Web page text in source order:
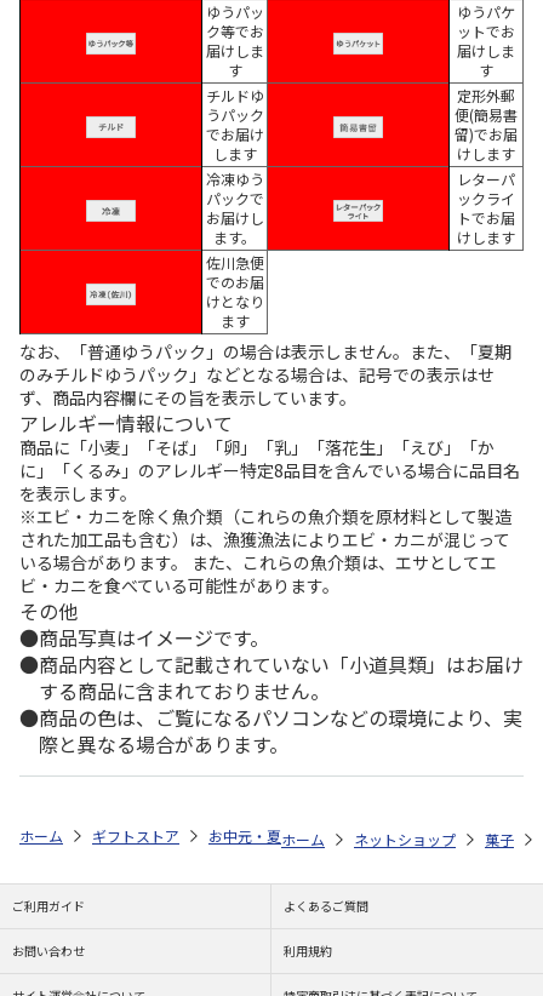
ゆうパッ
ク等でお
届けしま
す
ゆうパケ
ットでお
届けしま
す
チルドゆ
うパック
でお届け
します
定形外郵
便(簡易書
留)でお届
けします
冷凍ゆう
パックで
お届けし
ます。
レターパ
ックライ
トでお届
けします
佐川急便
でのお届
けとなり
ます
なお、「普通ゆうパック」の場合は表示しません。また、「夏期
のみチルドゆうパック」などとなる場合は、記号での表示はせ
ず、商品内容欄にその旨を表示しています。
アレルギー情報について
商品に「小麦」「そば」「卵」「乳」「落花生」「えび」「か
に」「くるみ」のアレルギー特定8品目を含んでいる場合に品目名
を表示します。
※エビ・カニを除く魚介類（これらの魚介類を原材料として製造
された加工品も含む）は、漁獲漁法によりエビ・カニが混じって
いる場合があります。 また、これらの魚介類は、エサとしてエ
ビ・カニを食べている可能性があります。
その他
商品写真はイメージです。
商品内容として記載されていない「小道具類」はお届け
する商品に含まれておりません。
商品の色は、ご覧になるパソコンなどの環境により、実
際と異なる場合があります。
ホーム ギフトストア お中元・夏ギフト特集 2026 ゆうゆうギフト
ホーム ネットショップ 菓子
ご利用ガイド よくあるご質問
お問い合わせ 利用規約